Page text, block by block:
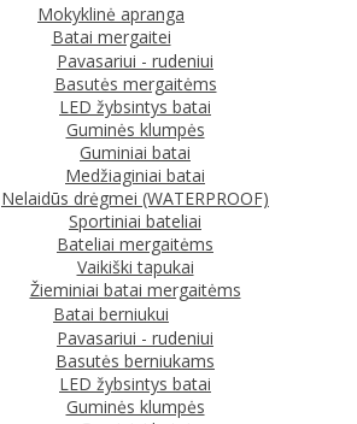
Mokyklinė apranga
Batai mergaitei
Pavasariui - rudeniui
Basutės mergaitėms
LED žybsintys batai
Guminės klumpės
Guminiai batai
Medžiaginiai batai
Nelaidūs drėgmei (WATERPROOF)
Sportiniai bateliai
Bateliai mergaitėms
Vaikiški tapukai
Žieminiai batai mergaitėms
Batai berniukui
Pavasariui - rudeniui
Basutės berniukams
LED žybsintys batai
Guminės klumpės